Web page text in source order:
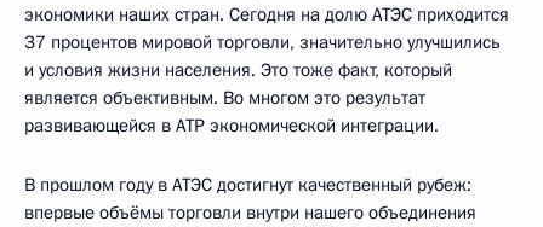
экономики наших стран. Сегодня на долю АТЭС приходится
37 процентов мировой торговли, значительно улучшились
и условия жизни населения. Это тоже факт, который
является объективным. Во многом это результат
развивающейся в АТР экономической интеграции.
В прошлом году в АТЭС достигнут качественный рубеж:
впервые объёмы торговли внутри нашего объединения